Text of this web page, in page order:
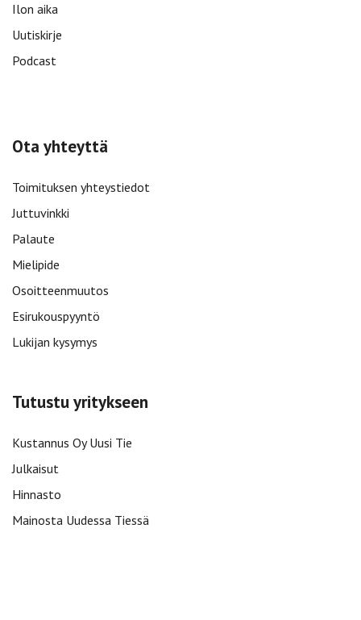
Ilon aika
Uutiskirje
Podcast
Ota yhteyttä
Toimituksen yhteystiedot
Juttuvinkki
Palaute
Mielipide
Osoitteenmuutos
Esirukouspyyntö
Lukijan kysymys
Tutustu yritykseen
Kustannus Oy Uusi Tie
Julkaisut
Hinnasto
Mainosta Uudessa Tiessä